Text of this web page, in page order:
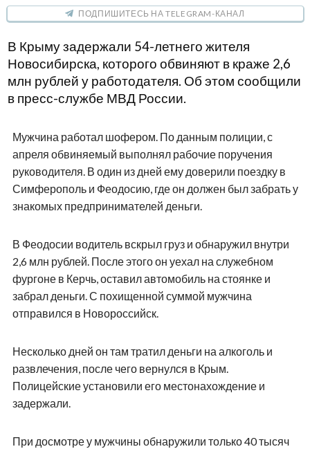
ПОДПИШИТЕСЬ НА TELEGRAM-КАНАЛ
В Крыму задержали 54-летнего жителя
Новосибирска, которого обвиняют в краже 2,6
млн рублей у работодателя. Об этом сообщили
в пресс-службе МВД России.
Мужчина работал шофером. По данным полиции, с
апреля обвиняемый выполнял рабочие поручения
руководителя. В один из дней ему доверили поездку в
Симферополь и Феодосию, где он должен был забрать у
знакомых предпринимателей деньги.
В Феодосии водитель вскрыл груз и обнаружил внутри
2,6 млн рублей. После этого он уехал на служебном
фургоне в Керчь, оставил автомобиль на стоянке и
забрал деньги. С похищенной суммой мужчина
отправился в Новороссийск.
Несколько дней он там тратил деньги на алкоголь и
развлечения, после чего вернулся в Крым.
Полицейские установили его местонахождение и
задержали.
При досмотре у мужчины обнаружили только 40 тысяч